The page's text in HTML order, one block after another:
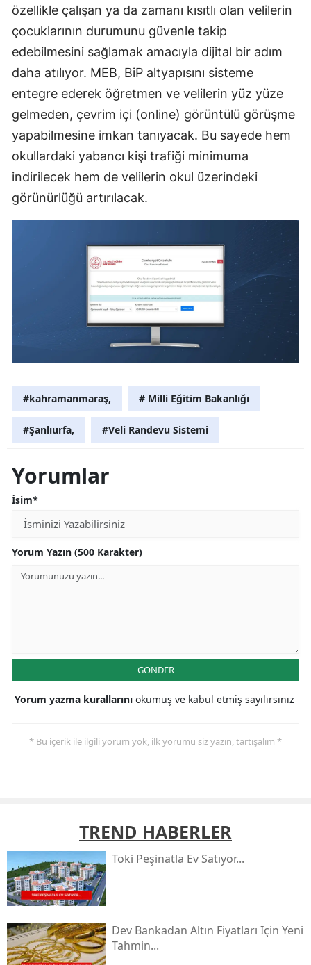
özellikle çalışan ya da zamanı kısıtlı olan velilerin
çocuklarının durumunu güvenle takip
edebilmesini sağlamak amacıyla dijital bir adım
daha atılıyor. MEB, BiP altyapısını sisteme
entegre ederek öğretmen ve velilerin yüz yüze
gelmeden, çevrim içi (online) görüntülü görüşme
yapabilmesine imkan tanıyacak. Bu sayede hem
okullardaki yabancı kişi trafiği minimuma
indirilecek hem de velilerin okul üzerindeki
görünürlüğü artırılacak.
#kahramanmaraş, # Milli Eğitim Bakanlığı
#Şanlıurfa, #Veli Randevu Sistemi
Yorumlar
İsim*
Yorum Yazın (500 Karakter)
GÖNDER
Yorum yazma kurallarını okumuş ve kabul etmiş sayılırsınız
* Bu içerik ile ilgili yorum yok, ilk yorumu siz yazın, tartışalım *
TREND HABERLER
Toki̇ Peşinatla Ev Satıyor...
Dev Bankadan Altın Fiyatları Için Yeni
Tahmin...